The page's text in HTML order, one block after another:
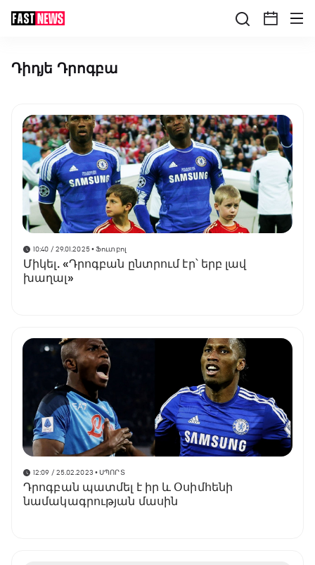
Դիդյե Դրոգբա
10:40 / 29.01.2025• Ֆուտբոլ
Միկել. «Դրոգբան ընտրում էր՝ երբ լավ
խաղալ»
12:09 / 25.02.2023 • ՍՊՈՐՏ
Դրոգբան պատմել է իր և Օսիմհենի
նամակագրության մասին